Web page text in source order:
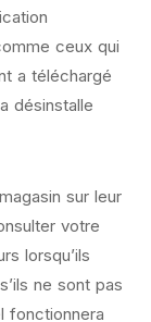
ceux qui
a téléchargé
désinstalle
sur leur
votre
lorsqu’ils
ne sont pas
fonctionnera